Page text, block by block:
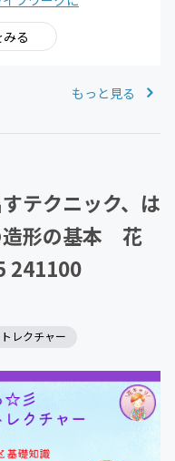
る
もっと見る
テクニック、は
形の基本 花
241100
レクチャー